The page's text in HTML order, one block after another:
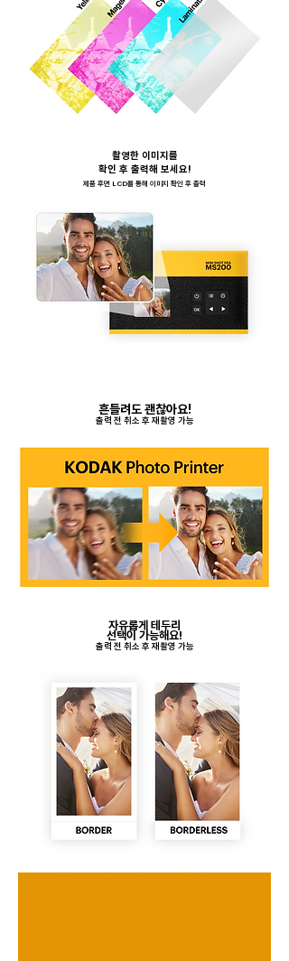
촬영한 이미지를
확인 후 출력해 보세요!
​제품 후면 LCD를 통해 이미지 확인 후 출력
자유롭게 테두리
​선택이 가능해요!
​출력 전 취소 후 재촬영 가능
흔들려도 괜찮아요!
출력 전 취소 후 재촬영 가능